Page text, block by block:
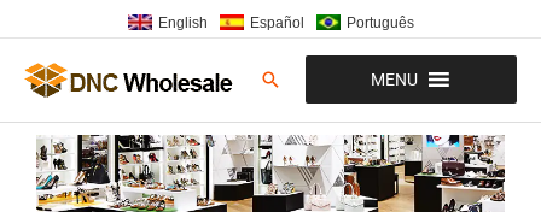
al
contenido
English Español Português
Buscar MENU